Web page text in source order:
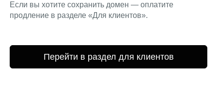
Если вы хотите сохранить домен — оплатите
продление в разделе «Для клиентов».
Перейти в раздел для клиентов